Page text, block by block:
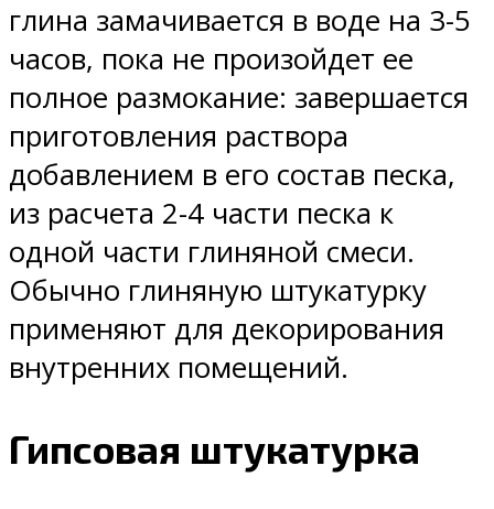
глина замачивается в воде на 3-5
часов, пока не произойдет ее
полное размокание: завершается
приготовления раствора
добавлением в его состав песка,
из расчета 2-4 части песка к
одной части глиняной смеси.
Обычно глиняную штукатурку
применяют для декорирования
внутренних помещений.
Гипсовая штукатурка